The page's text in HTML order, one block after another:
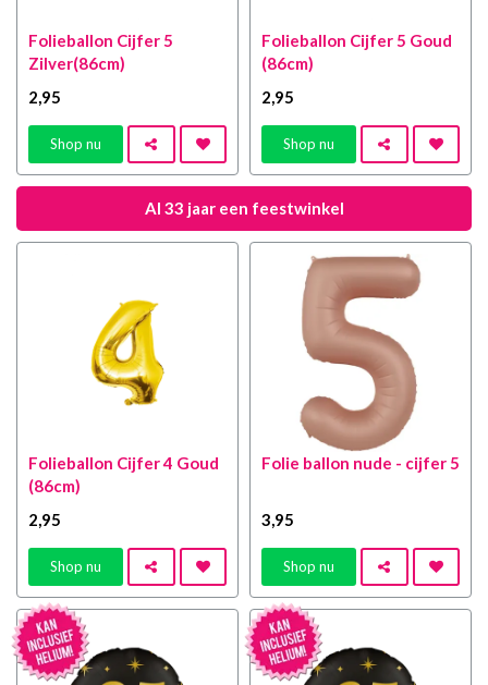
Folieballon Cijfer 5
Zilver(86cm)
2 ,95
Shop nu
Folieballon Cijfer 5 Goud
(86cm)
2 ,95
Shop nu
Al 33 jaar een feestwinkel
Folieballon Cijfer 4 Goud
(86cm)
2 ,95
Shop nu
Folie ballon nude - cijfer 5
3 ,95
Shop nu